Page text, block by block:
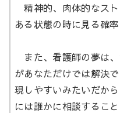
精神的、肉体的なス
ある状態の時に見る確率
また、看護師の夢は
があなただけでは解決
現しやすいみたいだか
には誰かに相談するこ